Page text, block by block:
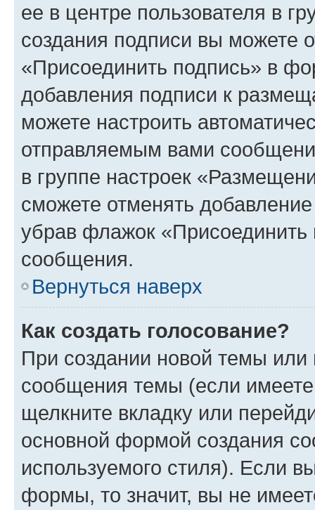
ее в центре пользователя в
создания подписи вы можете
«Присоединить подпись» в
добавления подписи к
можете настроить
отправляемым вами
в группе настроек
сможете отменять
убрав флажок
сообщения.
Вернуться наверх
Как создать голосование?
При создании новой темы или
сообщения темы (если
щелкните вкладку или
основной формой создания
используемого стиля). Если
формы, то значит, вы не